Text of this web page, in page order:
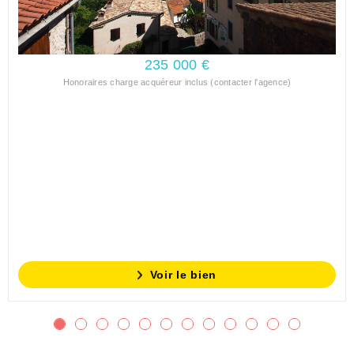
235 000 €
Honoraires charge acquéreur inclus (contacter l'agence)
Voir le bien